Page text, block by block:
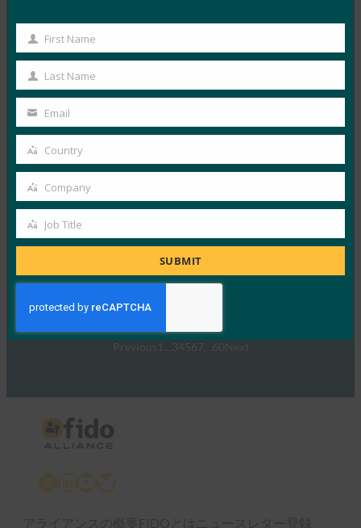
IoTオンボーディングの課題を解決
FIDO Presentations
10月 26, 2021
FIDOのコラボレーションの成…
Read More →
FIDOマスタークラス
FIDO Presentations
10月 26, 2021
Previous 1 34567 60Next
First
Name
First Name
Last
Name
Last Name
Your
email
Email
Country
Country
Company
Company
Job
Job Title
SUBMIT